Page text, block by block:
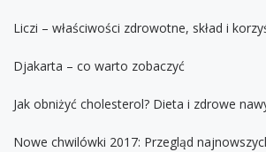
Liczi – właściwości zdrowotne, skład i
Djakarta – co warto zobaczyć
Jak obniżyć cholesterol? Dieta i zdrowe
Nowe chwilówki 2017: Przegląd